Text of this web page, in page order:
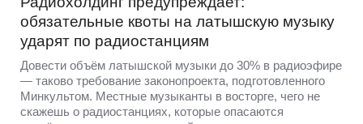
обязательные квоты на латышскую музыку
ударят по радиостанциям
Довести объём латышской музыки до 30% в радиоэфире
— таково требование законопроекта, подготовленного
Минкультом. Местные музыканты в восторге, чего не
скажешь о радиостанциях, которые опасаются